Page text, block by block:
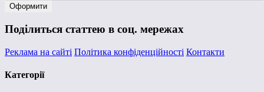
Поділиться статтею в соц. мережах
Реклама на сайті Політика конфіденційності Контакти
Категорії